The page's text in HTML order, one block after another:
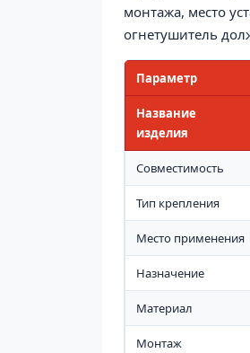
монтажа, место
огнетушитель
Параметр
Название
изделия
Совместимость
Тип крепления
Место применения
Назначение
Материал
Монтаж